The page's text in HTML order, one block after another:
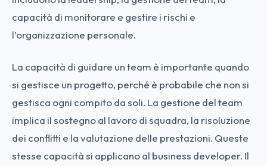
capacità di monitorare e gestire i rischi e
l’organizzazione personale.
La capacità di guidare un team è importante quando
si gestisce un progetto, perché è probabile che non si
gestisca ogni compito da soli. La gestione del team
implica il sostegno al lavoro di squadra, la risoluzione
dei conflitti e la valutazione delle prestazioni. Queste
stesse capacità si applicano al business developer. Il